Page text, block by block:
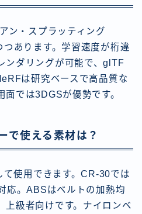
ン・スプラッティング
つあります。学習速度が桁違
ンダリングが可能で、glTF
は研究ベースで高品質な
では3DGSが優勢です。
で使える素材は？
使用できます。CR-30では
応。ABSはベルトの加熱均
上級者向けです。ナイロンベ